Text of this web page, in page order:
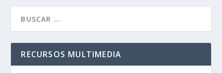
RECURSOS MULTIMEDIA